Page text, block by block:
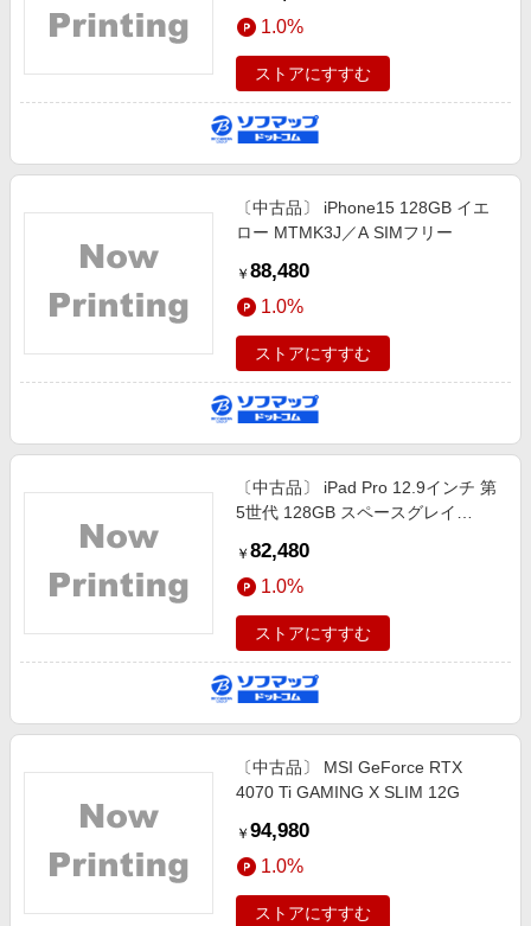
1.0%
ストアにすすむ
〔中古品〕 iPhone15 128GB イエ
ロー MTMK3J／A SIMフリー
￥ 88,480
1.0%
ストアにすすむ
〔中古品〕 iPad Pro 12.9インチ 第
5世代 128GB スペースグレイ
￥ 82,480
1.0%
ストアにすすむ
〔中古品〕 MSI GeForce RTX
4070 Ti GAMING X SLIM 12G
￥ 94,980
1.0%
ストアにすすむ